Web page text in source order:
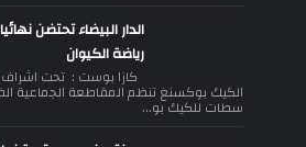
الدار البيضاء تحتضن
رياضة الكيوان
كازا بوست : تحت اشراف
الكيك بوكسنغ تنظم المقاطعة الجماعية
سطات للكيك بو...